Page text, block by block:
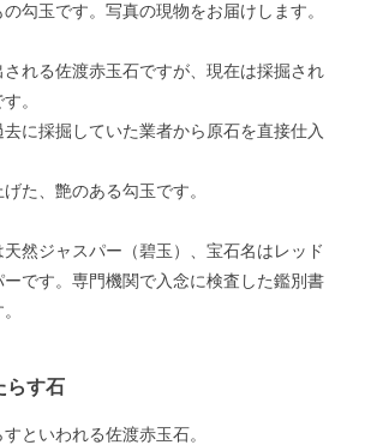
勾玉です。写真の現物をお届けします。
れる佐渡赤玉石ですが、現在は採掘され
。
に採掘していた業者から原石を直接仕入
た、艶のある勾玉です。
然ジャスパー（碧玉）、宝石名はレッド
です。専門機関で入念に検査した鑑別書
らす石
といわれる佐渡赤玉石。